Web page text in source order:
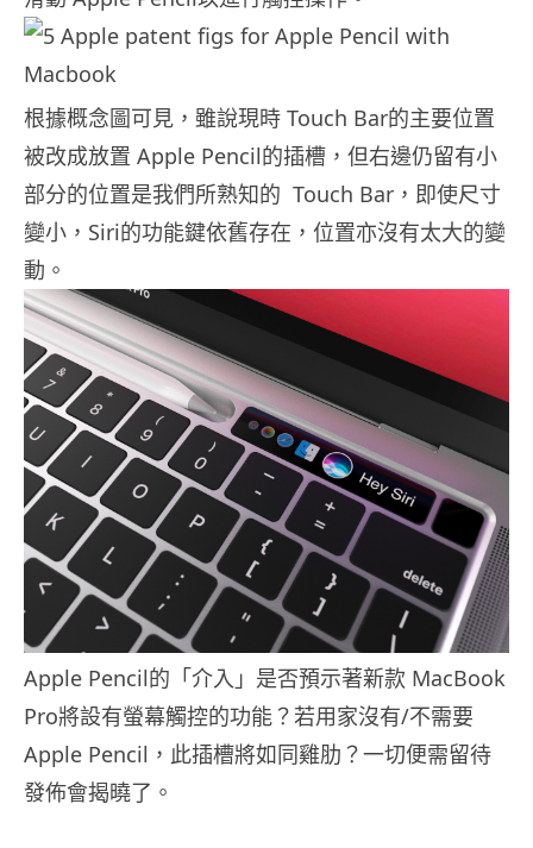
根據概念圖可見，雖說現時 Touch Bar的主要位置
被改成放置 Apple Pencil的插槽，但右邊仍留有小
部分的位置是我們所熟知的 Touch Bar，即使尺寸
變小，Siri的功能鍵依舊存在，位置亦沒有太大的變
動。
Apple Pencil的「介入」是否預示著新款 MacBook
Pro將設有螢幕觸控的功能？若用家沒有/不需要
Apple Pencil，此插槽將如同雞肋？一切便需留待
發佈會揭曉了。